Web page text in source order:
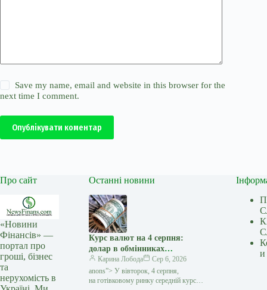
Save my name, email and website in this browser for the
next time I comment.
Опублікувати коментар
Про сайт
«Новини
Фінансів» —
портал про
гроші, бізнес
та
нерухомість в
Останні новини
Курс валют на 4 серпня:
долар в обмінниках
подешевшав на 10 копійок —
Мінфін
Карина Лобода
Сер 6, 2026
anons”> У вівторок, 4 серпня,
на готівковому ринку середній курс
и